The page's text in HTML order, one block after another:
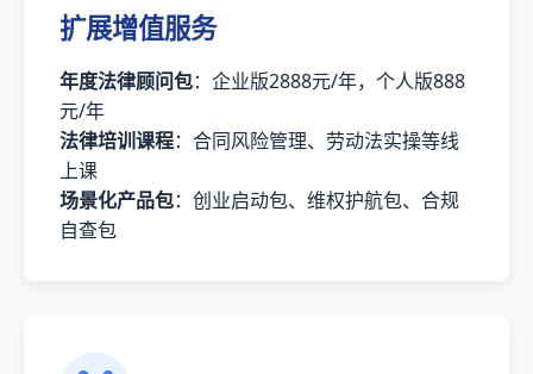
扩展增值服务
年度法律顾问包：企业版2888元/年，个人版888
元/年
法律培训课程：合同风险管理、劳动法实操等线
上课
场景化产品包：创业启动包、维权护航包、合规
自查包